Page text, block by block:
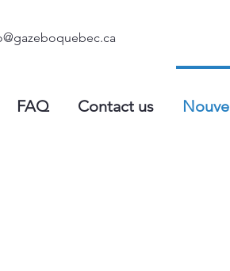
FAQ Contact us